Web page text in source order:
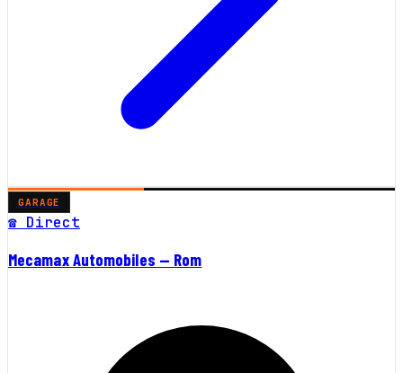
GARAGE
☎ Direct
Mecamax Automobiles — Rom